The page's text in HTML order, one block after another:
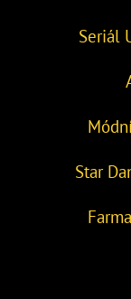
Seriál
Star